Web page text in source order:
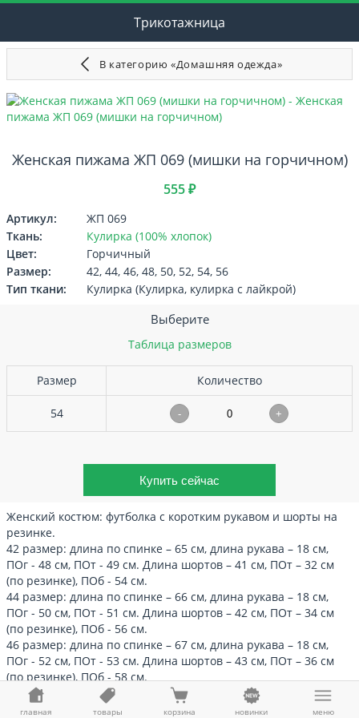
Трикотажница
В категорию «Домашняя одежда»
Женская пижама ЖП 069 (мишки на горчичном)
555 ₽
Артикул:
ЖП 069
Ткань:
Кулирка (100% хлопок)
Цвет:
Горчичный
Размер:
42, 44, 46, 48, 50, 52, 54, 56
Тип ткани:
Кулирка (Кулирка, кулирка с лайкрой)
Выберите
Таблица размеров
Размер Количество
54 - +
Женский костюм: футболка с коротким рукавом и шорты на
резинке.
42 размер: длина по спинке – 65 см, длина рукава – 18 см,
ПОг - 48 см, ПОт - 49 см. Длина шортов – 41 см, ПОт – 32 см
(по резинке), ПОб - 54 см.
44 размер: длина по спинке – 66 см, длина рукава – 18 см,
ПОг - 50 см, ПОт - 51 см. Длина шортов – 42 см, ПОт – 34 см
(по резинке), ПОб - 56 см.
46 размер: длина по спинке – 67 см, длина рукава – 18 см,
ПОг - 52 см, ПОт - 53 см. Длина шортов – 43 см, ПОт – 36 см
(по резинке), ПОб - 58 см.
48 размер: длина по спинке – 68 см, длина рукава – 18 см,
ПОг - 54 см, ПОт - 55 см. Длина шортов – 44 см, ПОт – 38 см